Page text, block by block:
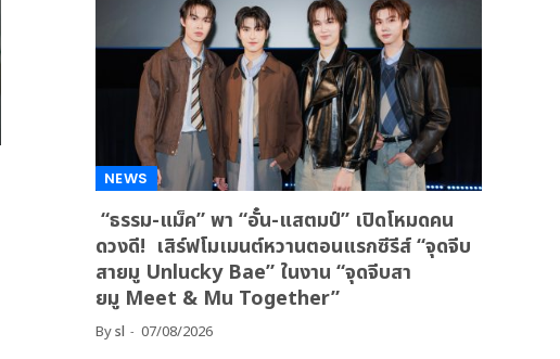
NEWS
“ธรรม-แม็ค” พา “อั๋น-แสตมป์” เปิดโหมดคน
ดวงดี! เสิร์ฟโมเมนต์หวานตอนแรกซีรีส์ “จุดจีบ
สายมู Unlucky Bae” ในงาน “จุดจีบสา
ยมู Meet & Mu Together”
Bysl 07/08/2026